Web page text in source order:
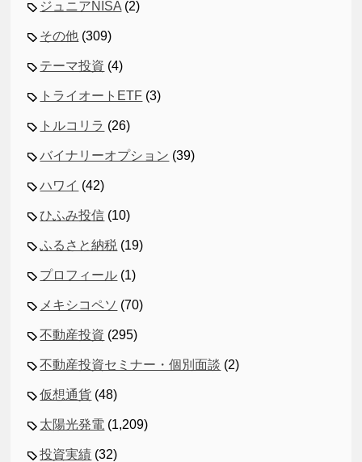
ジュニアNISA(2)
その他 (309)
テーマ投資 (4)
トライオートETF (3)
トルコリラ (26)
バイナリーオプション (39)
ハワイ (42)
ひふみ投信 (10)
ふるさと納税 (19)
プロフィール (1)
メキシコペソ (70)
不動産投資 (295)
不動産投資セミナー・個別面談 (2)
仮想通貨 (48)
太陽光発電 (1,209)
投資実績 (32)